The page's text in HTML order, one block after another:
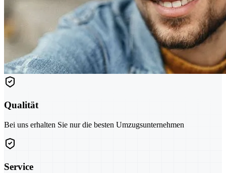
Qualität
Bei uns erhalten Sie nur die besten Umzugsunternehmen
Service